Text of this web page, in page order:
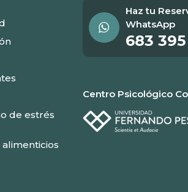
de estrés
Haz tu
WhatsApp
683
Centro Psicológico